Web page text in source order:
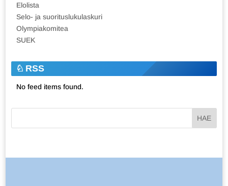
Elolista
Selo- ja suorituslukulaskuri
Olympiakomitea
SUEK
RSS
No feed items found.